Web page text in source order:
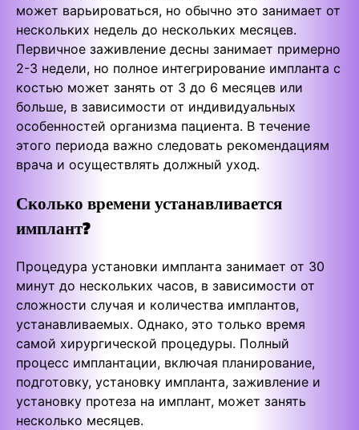
может варьироваться, но обычно это занимает от
нескольких недель до нескольких месяцев.
Первичное заживление десны занимает примерно
2-3 недели, но полное интегрирование импланта с
костью может занять от 3 до 6 месяцев или
больше, в зависимости от индивидуальных
особенностей организма пациента. В течение
этого периода важно следовать рекомендациям
врача и осуществлять должный уход.
Сколько времени устанавливается
имплант?
Процедура установки импланта занимает от 30
минут до нескольких часов, в зависимости от
сложности случая и количества имплантов,
устанавливаемых. Однако, это только время
самой хирургической процедуры. Полный
процесс имплантации, включая планирование,
подготовку, установку импланта, заживление и
установку протеза на имплант, может занять
несколько месяцев.